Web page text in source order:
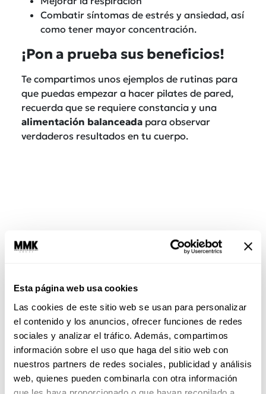
Esta página web usa cookies
Las cookies de este sitio web se usan para personalizar
el contenido y los anuncios, ofrecer funciones de redes
sociales y analizar el tráfico. Además, compartimos
información sobre el uso que haga del sitio web con
nuestros partners de redes sociales, publicidad y análisis
web, quienes pueden combinarla con otra información
Combatir síntomas de estrés y ansiedad, así
como tener mayor concentración.
¡Pon a prueba sus beneficios!
Te compartimos unos ejemplos de rutinas para
que puedas empezar a hacer pilates de pared,
recuerda que se requiere constancia y una
alimentación balanceada para observar
verdaderos resultados en tu cuerpo.
Tip.Siempre consulta a un experto para estar
seguro de que este tipo de ejercicio es el ideal
para ti, recuerda empezar según tu condición
física te lo permita, ¡nunca le exijas de más a tu
cuerpo! Y claro, revisa con lupa tus posturas
para que no te lastimes.